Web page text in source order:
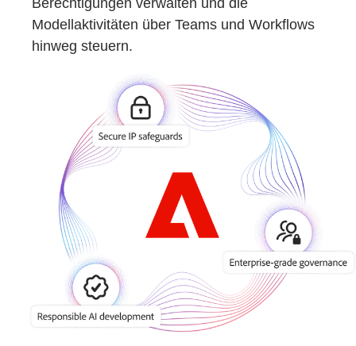
Berechtigungen verwalten und die
Modellaktivitäten über Teams und Workflows
hinweg steuern.